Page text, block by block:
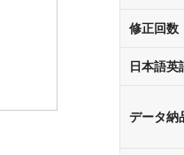
修正回数
日本語英
データ納